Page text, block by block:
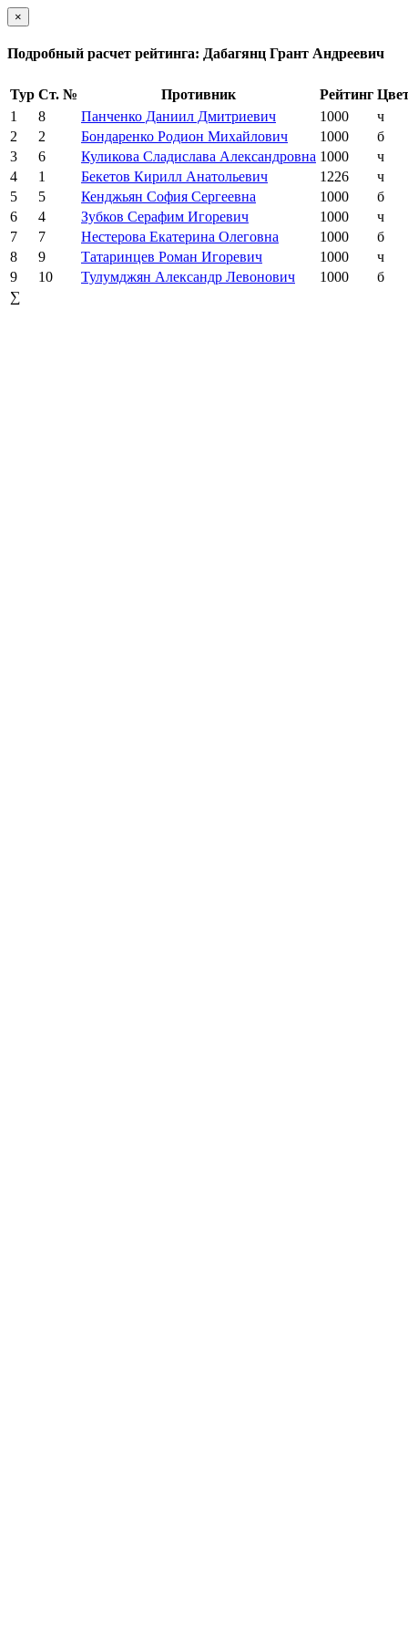
×
Подробный расчет рейтинга: Дабагянц Грант Андреевич
Тур Ст. № Противник Рейтинг
1
8 Панченко Даниил Дмитриевич 1000
ч
2
2 Бондаренко Родион Михайлович 1000
б
3
6 Куликова Сладислава Александровна 1000
ч
4
1 Бекетов Кирилл Анатольевич 1226
ч
5
5 Кенджьян София Сергеевна 1000
б
6
4 Зубков Серафим Игоревич 1000
ч
7
7 Нестерова Екатерина Олеговна 1000
б
8
9 Татаринцев Роман Игоревич 1000
ч
9
10 Тулумджян Александр Левонович 1000
б
∑